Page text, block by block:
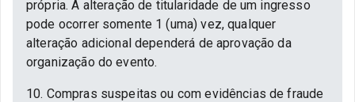
própria. A alteração de titularidade de um ingresso
pode ocorrer somente 1 (uma) vez, qualquer
alteração adicional dependerá de aprovação da
organização do evento.
10. Compras suspeitas ou com evidências de fraude